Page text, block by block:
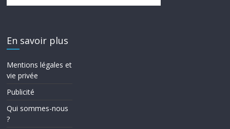
En savoir plus
Mentions légales et
vie privée
Publicité
Qui sommes-nous
?